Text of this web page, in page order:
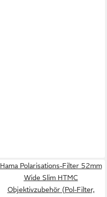
Hama Polarisations-Filter 52mm
Wide Slim HTMC
Objektivzubehör (Pol-Filter,